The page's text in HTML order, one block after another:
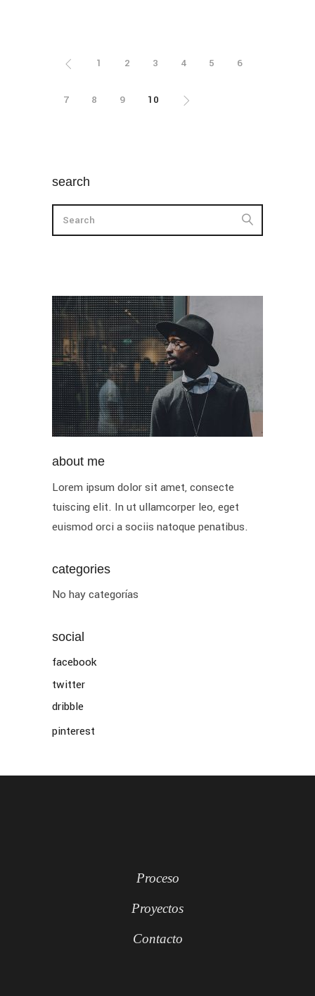
1 2 3 4 5 6
7 8 9 10
search
about me
Lorem ipsum dolor sit amet, consecte
tuiscing elit. In ut ullamcorper leo, eget
euismod orci a sociis natoque penatibus.
categories
No hay categorías
social
facebook
twitter
dribble
pinterest
Proceso
Proyectos
Contacto